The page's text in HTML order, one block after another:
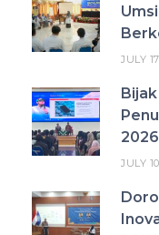
JULY
2026
JULY